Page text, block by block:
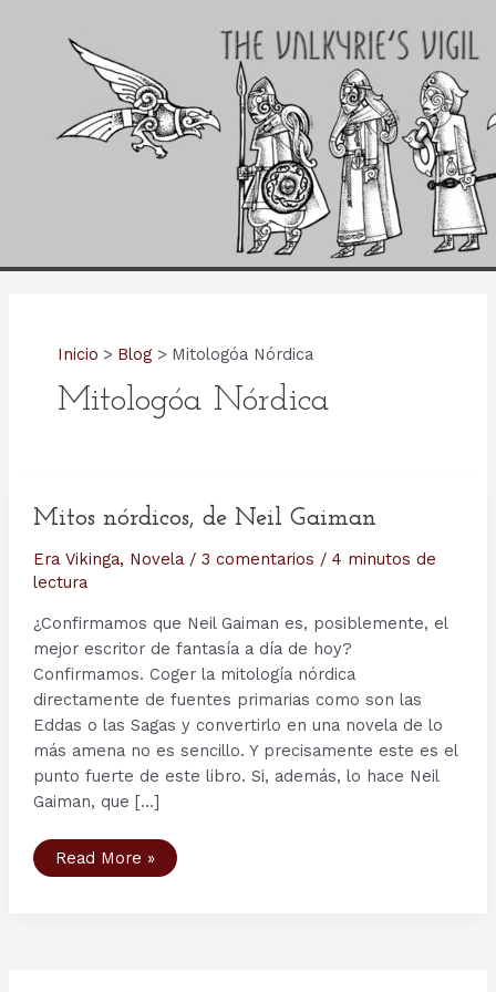
Inicio Blog Mitologóa Nórdica
Mitologóa Nórdica
Mitos nórdicos, de Neil Gaiman
Era Vikinga, Novela/ 3 comentarios / 4 minutos de
lectura
¿Confirmamos que Neil Gaiman es, posiblemente, el
mejor escritor de fantasía a día de hoy?
Confirmamos. Coger la mitología nórdica
directamente de fuentes primarias como son las
Eddas o las Sagas y convertirlo en una novela de lo
más amena no es sencillo. Y precisamente este es el
punto fuerte de este libro. Si, además, lo hace Neil
Gaiman, que […]
Mitos
nórdicos,
Read More »